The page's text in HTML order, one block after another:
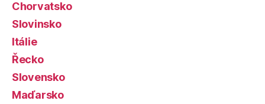
Chorvatsko
Slovinsko
Itálie
Řecko
Slovensko
Maďarsko